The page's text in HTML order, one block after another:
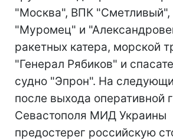
"Москва", ВПК
"Муромец" и
ракетных катера, морской
"Генерал Рябиков" и
судно "Эпрон". На
после выхода оперативной
Севастополя МИД Украины
предостерег российскую